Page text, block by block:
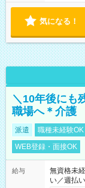
気になる！
＼10年後にも
職場へ＊介護
派遣 職種未経験OK
WEB登録・面接OK
給与
無資格未
い／週払